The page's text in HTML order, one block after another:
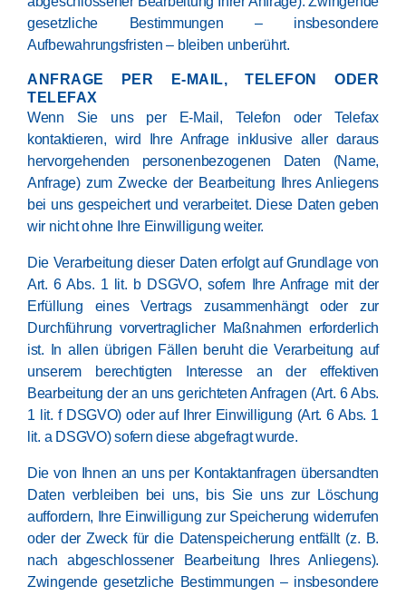
gesetzliche Bestimmungen – insbesondere
Aufbewahrungsfristen – bleiben unberührt.
ANFRAGE PER E-MAIL, TELEFON ODER
TELEFAX
Wenn Sie uns per E-Mail, Telefon oder Telefax
kontaktieren, wird Ihre Anfrage inklusive aller daraus
hervorgehenden personenbezogenen Daten (Name,
Anfrage) zum Zwecke der Bearbeitung Ihres Anliegens
bei uns gespeichert und verarbeitet. Diese Daten geben
wir nicht ohne Ihre Einwilligung weiter.
Die Verarbeitung dieser Daten erfolgt auf Grundlage von
Art. 6 Abs. 1 lit. b DSGVO, sofern Ihre Anfrage mit der
Erfüllung eines Vertrags zusammenhängt oder zur
Durchführung vorvertraglicher Maßnahmen erforderlich
ist. In allen übrigen Fällen beruht die Verarbeitung auf
unserem berechtigten Interesse an der effektiven
Bearbeitung der an uns gerichteten Anfragen (Art. 6 Abs.
1 lit. f DSGVO) oder auf Ihrer Einwilligung (Art. 6 Abs. 1
lit. a DSGVO) sofern diese abgefragt wurde.
Die von Ihnen an uns per Kontaktanfragen übersandten
Daten verbleiben bei uns, bis Sie uns zur Löschung
auffordern, Ihre Einwilligung zur Speicherung widerrufen
oder der Zweck für die Datenspeicherung entfällt (z. B.
nach abgeschlossener Bearbeitung Ihres Anliegens).
Zwingende gesetzliche Bestimmungen – insbesondere